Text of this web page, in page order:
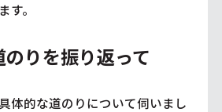
す。
りを振り返って
体的な道のりについて伺いまし